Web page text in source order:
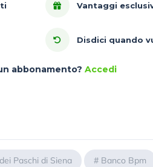
Vantaggi
Disdici quando
abbonamento? Accedi
Paschi di Siena # Banco Bpm